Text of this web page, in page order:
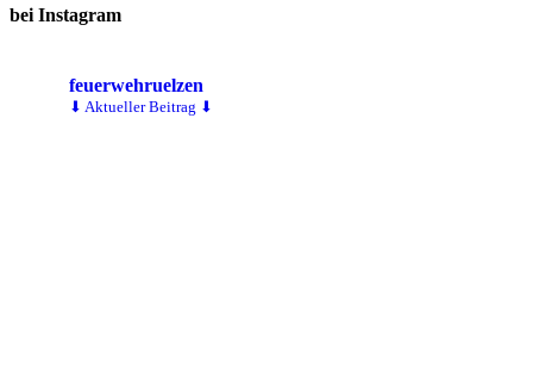
bei Instagram
feuerwehruelzen
⬇ Aktueller Beitrag ⬇